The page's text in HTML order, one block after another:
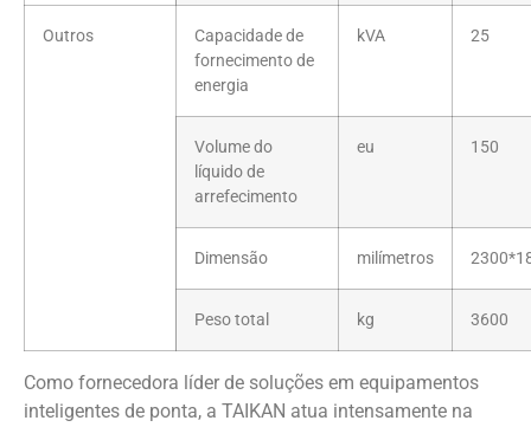
Outros
Capacidade de
fornecimento de
energia
kVA 25
Volume do
líquido de
arrefecimento
eu 150
Dimensão milímetros
Peso total kg 3600
Como fornecedora líder de soluções em equipamentos
inteligentes de ponta, a TAIKAN atua intensamente na